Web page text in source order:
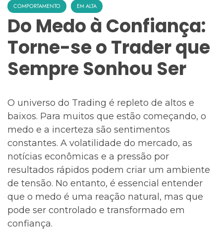
COMPORTAMENTO EM ALTA
Do Medo à Confiança:
Torne-se o Trader que
Sempre Sonhou Ser
O universo do Trading é repleto de altos e
baixos. Para muitos que estão começando, o
medo e a incerteza são sentimentos
constantes. A volatilidade do mercado, as
notícias econômicas e a pressão por
resultados rápidos podem criar um ambiente
de tensão. No entanto, é essencial entender
que o medo é uma reação natural, mas que
pode ser controlado e transformado em
confiança.